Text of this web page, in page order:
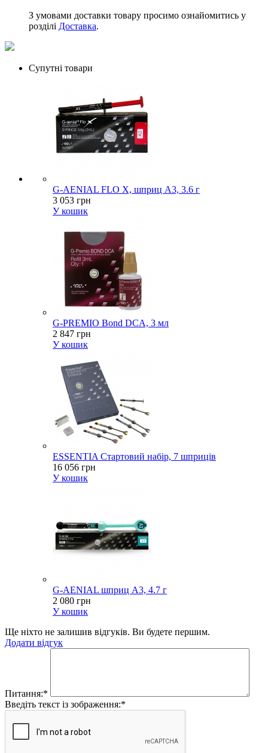
З умовами доставки товару просимо ознайомитись у
розділі Доставка.
Супутні товари
G-AENIAL FLO X, шприц А3, 3.6 г
3 053 грн
У кошик
G-PREMIO Bond DCA, 3 мл
2 847 грн
У кошик
ESSENTIA Стартовий набір, 7 шприців
16 056 грн
У кошик
G-AENIAL шприц A3, 4.7 г
2 080 грн
У кошик
Ще ніхто не залишив відгуків. Ви будете першим.
Додати відгук
Питання:*
Введіть текст із зображення:*